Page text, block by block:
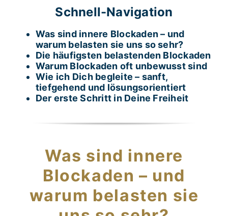
Schnell-Navigation
Was sind innere Blockaden – und
warum belasten sie uns so sehr?
Die häufigsten belastenden Blockaden
Warum Blockaden oft unbewusst sind
Wie ich Dich begleite – sanft,
tiefgehend und lösungsorientiert
Der erste Schritt in Deine Freiheit
Was sind innere
Blockaden – und
warum belasten sie